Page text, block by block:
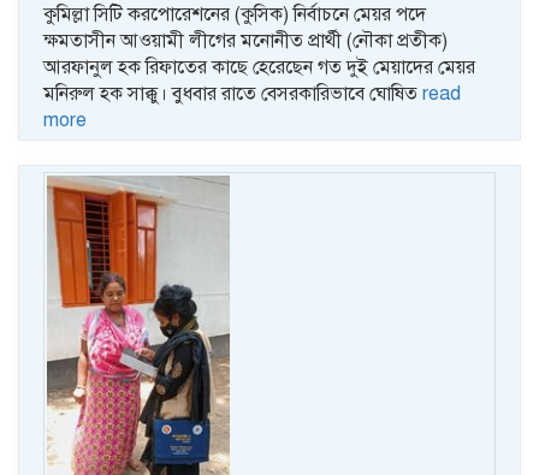
কুমিল্লা সিটি করপোরেশনের (কুসিক) নির্বাচনে মেয়র পদে
ক্ষমতাসীন আওয়ামী লীগের মনোনীত প্রার্থী (নৌকা প্রতীক)
আরফানুল হক রিফাতের কাছে হেরেছেন গত দুই মেয়াদের মেয়র
মনিরুল হক সাক্কু। বুধবার রাতে বেসরকারিভাবে ঘোষিত read
more